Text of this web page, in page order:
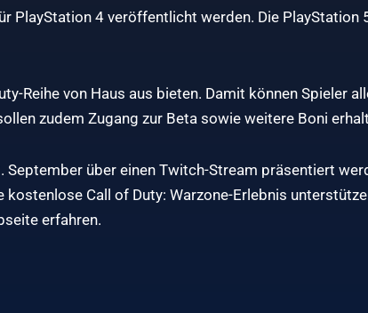
PlayStation 4 veröffentlicht werden. Die PlayStation
Reihe von Haus aus bieten. Damit können Spieler
zudem Zugang zur Beta sowie weitere Boni
über einen Twitch-Stream präsentiert
Call of Duty: Warzone-Erlebnis
erfahren.